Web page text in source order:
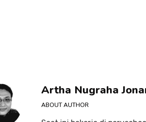
Artha Nugraha
ABOUT AUTHOR